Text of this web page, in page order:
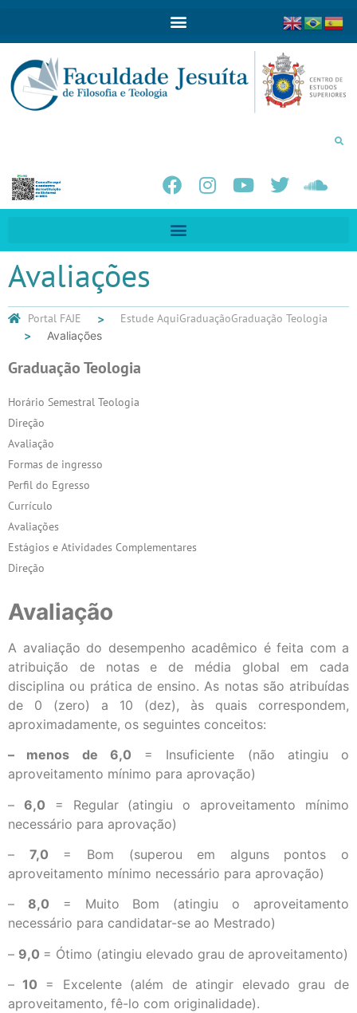
Avaliações
Portal FAJE Estude AquiGraduaçãoGraduação Teologia
Avaliações
Graduação Teologia
Horário Semestral Teologia
Direção
Avaliação
Formas de ingresso
Perfil do Egresso
Currículo
Avaliações
Estágios e Atividades Complementares
Direção
Avaliação
A avaliação do desempenho acadêmico é feita com a
atribuição de notas e de média global em cada
disciplina ou prática de ensino. As notas são atribuídas
de 0 (zero) a 10 (dez), às quais correspondem,
aproximadamente, os seguintes conceitos:
– menos de 6,0 = Insuficiente (não atingiu o
aproveitamento mínimo para aprovação)
– 6,0 = Regular (atingiu o aproveitamento mínimo
necessário para aprovação)
– 7,0 = Bom (superou em alguns pontos o
aproveitamento mínimo necessário para aprovação)
– 8,0 = Muito Bom (atingiu o aproveitamento
necessário para candidatar-se ao Mestrado)
– 9,0 = Ótimo (atingiu elevado grau de aproveitamento)
– 10 = Excelente (além de atingir elevado grau de
aproveitamento, fê-lo com originalidade).